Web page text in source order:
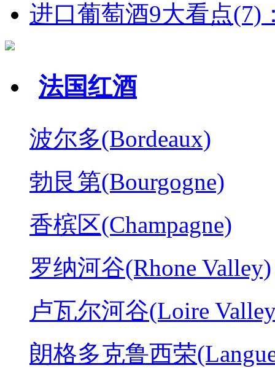
进口葡萄酒9大看点(7)
法国红酒
波尔多(Bordeaux)
勃艮第(Bourgogne)
香槟区(Champagne)
罗纳河谷(Rhone Valley)
卢瓦尔河谷(Loire
朗格多克鲁西荣